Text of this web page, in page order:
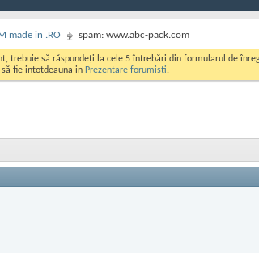
made in .RO spam: www.abc-pack.com
trebuie să răspundeți la cele 5 întrebări din formularul de
fie intotdeauna in Prezentare forumisti.